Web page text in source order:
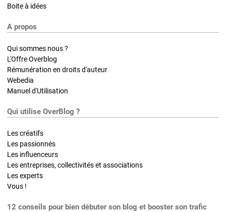
Boite à idées
A propos
Qui sommes nous ?
L'Offre Overblog
Rémunération en droits d'auteur
Webedia
Manuel d'Utilisation
Qui utilise OverBlog ?
Les créatifs
Les passionnés
Les influenceurs
Les entreprises, collectivités et associations
Les experts
Vous !
12 conseils pour bien débuter son blog et booster son trafic